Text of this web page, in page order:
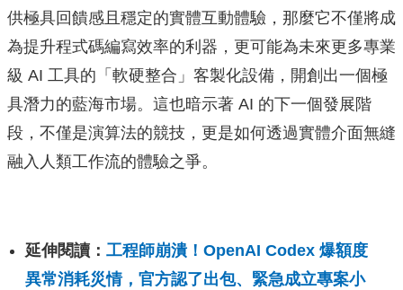
供極具回饋感且穩定的實體互動體驗，那麼它不僅將成
為提升程式碼編寫效率的利器，更可能為未來更多專業
級 AI 工具的「軟硬整合」客製化設備，開創出一個極
具潛力的藍海市場。這也暗示著 AI 的下一個發展階
段，不僅是演算法的競技，更是如何透過實體介面無縫
融入人類工作流的體驗之爭。
延伸閱讀： 工程師崩潰！OpenAI Codex 爆額度
異常消耗災情，官方認了出包、緊急成立專案小